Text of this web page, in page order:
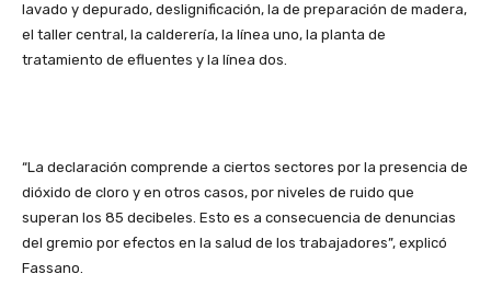
lavado y depurado, deslignificación, la de preparación de madera,
el taller central, la calderería, la línea uno, la planta de
tratamiento de efluentes y la línea dos.
“La declaración comprende a ciertos sectores por la presencia de
dióxido de cloro y en otros casos, por niveles de ruido que
superan los 85 decibeles. Esto es a consecuencia de denuncias
del gremio por efectos en la salud de los trabajadores”, explicó
Fassano.